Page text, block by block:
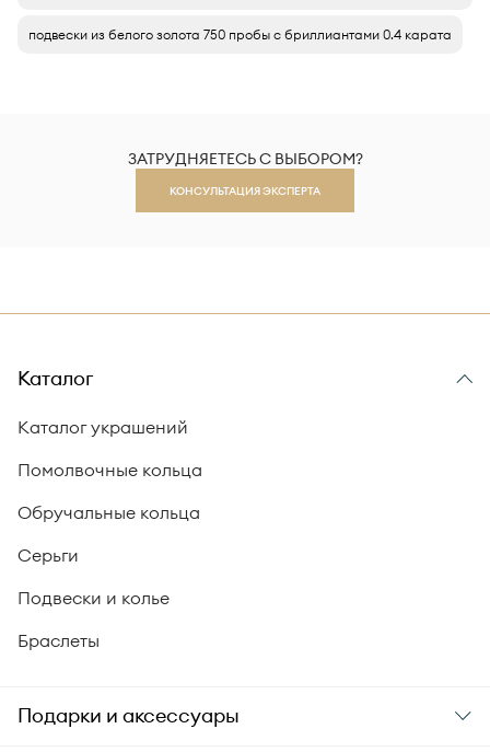
подвески из белого золота 750 пробы с бриллиантами 0.4 карата
ЗАТРУДНЯЕТЕСЬ С ВЫБОРОМ?
КОНСУЛЬТАЦИЯ ЭКСПЕРТА
Каталог
Каталог украшений
Помолвочные кольца
Обручальные кольца
Серьги
Подвески и колье
Браслеты
Подарки и аксессуары